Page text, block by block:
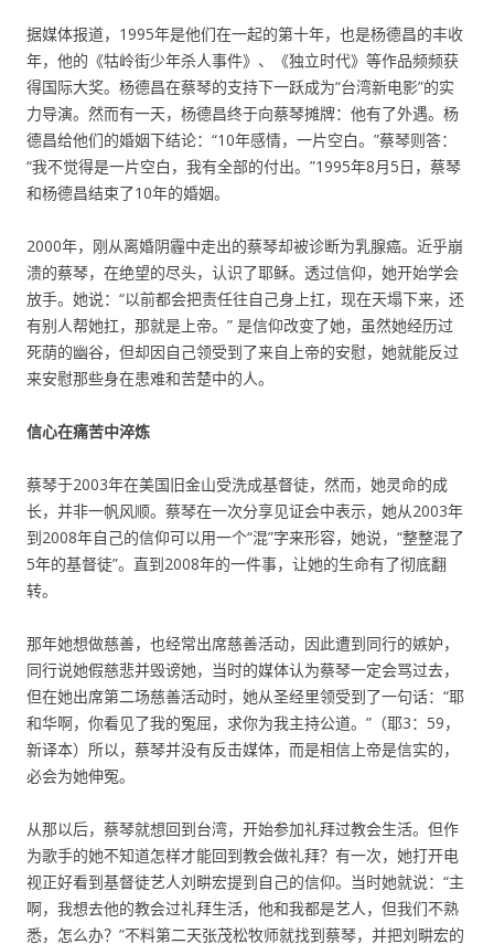
据媒体报道，1995年是他们在一起的第十年，也是杨德昌的丰收
年，他的《牯岭街少年杀人事件》、《独立时代》等作品频频获
得国际大奖。杨德昌在蔡琴的支持下一跃成为“台湾新电影”的实
力导演。然而有一天，杨德昌终于向蔡琴摊牌：他有了外遇。杨
德昌给他们的婚姻下结论：“10年感情，一片空白。”蔡琴则答：
“我不觉得是一片空白，我有全部的付出。”1995年8月5日，蔡琴
和杨德昌结束了10年的婚姻。
2000年，刚从离婚阴霾中走出的蔡琴却被诊断为乳腺癌。近乎崩
溃的蔡琴，在绝望的尽头，认识了耶稣。透过信仰，她开始学会
放手。她说：“以前都会把责任往自己身上扛，现在天塌下来，还
有别人帮她扛，那就是上帝。” 是信仰改变了她，虽然她经历过
死荫的幽谷，但却因自己领受到了来自上帝的安慰，她就能反过
来安慰那些身在患难和苦楚中的人。
信心在痛苦中淬炼
蔡琴于2003年在美国旧金山受洗成基督徒，然而，她灵命的成
长，并非一帆风顺。蔡琴在一次分享见证会中表示，她从2003年
到2008年自己的信仰可以用一个“混”字来形容，她说，“整整混了
5年的基督徒”。直到2008年的一件事，让她的生命有了彻底翻
转。
那年她想做慈善，也经常出席慈善活动，因此遭到同行的嫉妒，
同行说她假慈悲并毁谤她，当时的媒体认为蔡琴一定会骂过去，
但在她出席第二场慈善活动时，她从圣经里领受到了一句话：“耶
和华啊，你看见了我的冤屈，求你为我主持公道。”（耶3：59，
新译本）所以，蔡琴并没有反击媒体，而是相信上帝是信实的，
必会为她伸冤。
从那以后，蔡琴就想回到台湾，开始参加礼拜过教会生活。但作
为歌手的她不知道怎样才能回到教会做礼拜？有一次，她打开电
视正好看到基督徒艺人刘畊宏提到自己的信仰。当时她就说：“主
啊，我想去他的教会过礼拜生活，他和我都是艺人，但我们不熟
悉，怎么办？”不料第二天张茂松牧师就找到蔡琴，并把刘畊宏的